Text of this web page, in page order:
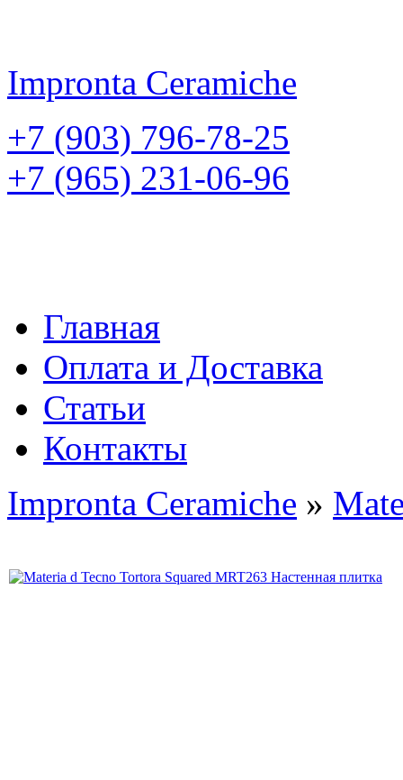
Impronta Ceramiche
+7 (903) 796-78-25
+7 (965) 231-06-96
Главная
Оплата и Доставка
Статьи
Контакты
Impronta Ceramiche »